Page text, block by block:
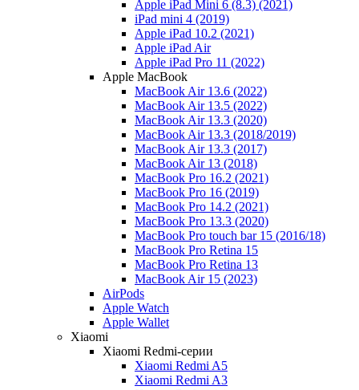
Apple iPad Mini 6 (8.3) (2021)
iPad mini 4 (2019)
Apple iPad 10.2 (2021)
Apple iPad Air
Apple iPad Pro 11 (2022)
Apple MacBook
MacBook Air 13.6 (2022)
MacBook Air 13.5 (2022)
MacBook Air 13.3 (2020)
MacBook Air 13.3 (2018/2019)
MacBook Air 13.3 (2017)
MacBook Air 13 (2018)
MacBook Pro 16.2 (2021)
MacBook Pro 16 (2019)
MacBook Pro 14.2 (2021)
MacBook Pro 13.3 (2020)
MacBook Pro touch bar 15 (2016/18)
MacBook Pro Retina 15
MacBook Pro Retina 13
MacBook Air 15 (2023)
AirPods
Apple Watch
Apple Wallet
Xiaomi
Xiaomi Redmi-серии
Xiaomi Redmi A5
Xiaomi Redmi A3